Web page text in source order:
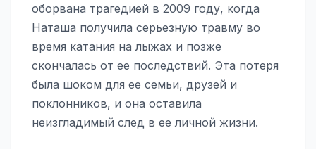
оборвана трагедией в 2009 году, когда
Наташа получила серьезную травму во
время катания на лыжах и позже
скончалась от ее последствий. Эта потеря
была шоком для ее семьи, друзей и
поклонников, и она оставила
неизгладимый след в ее личной жизни.